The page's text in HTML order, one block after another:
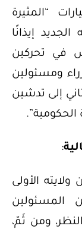
“المثيرة
إيذانًا
في تحركين
ومسئولين
إلى تدشين
:
الأولى
المسئولين
ومن ثَمّ،